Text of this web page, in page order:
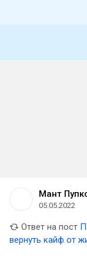
Мант
05.05.2022
Ответ на пост
вернуть кайф от